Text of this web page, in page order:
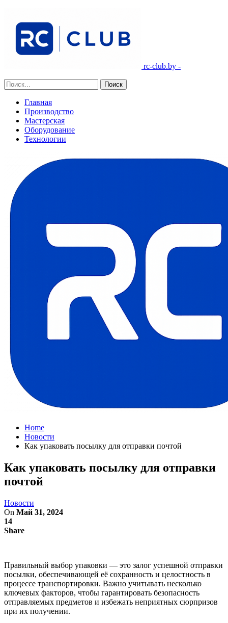
rc-club.by -
Главная
Производство
Мастерская
Оборудование
Технологии
Home
Новости
Как упаковать посылку для отправки почтой
Как упаковать посылку для отправки
почтой
Новости
On Май 31, 2024
14
Share
Правильный выбор упаковки — это залог успешной отправки
посылки, обеспечивающей её сохранность и целостность в
процессе транспортировки. Важно учитывать несколько
ключевых факторов, чтобы гарантировать безопасность
отправляемых предметов и избежать неприятных сюрпризов
при их получении.